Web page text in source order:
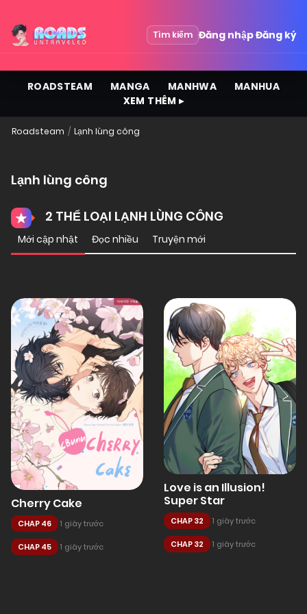
Tìm kiếm Đăng nhậpĐăng ký
ROADSTEAM MANGA MANHWA
MANHUA
XEM THÊM ▸
Roadsteam Lạnh lùng công
Lạnh lùng công
2 THỂ LOẠI LẠNH LÙNG CÔNG
Mới cập nhật Đọc nhiều Truyện mới
Cherry Cake
CHAP 46 1 giây trước
CHAP 45 1 giây trước
Love is an Illusion!
Super Star
CHAP 32 1 giây trước
CHAP 32 1 giây trước